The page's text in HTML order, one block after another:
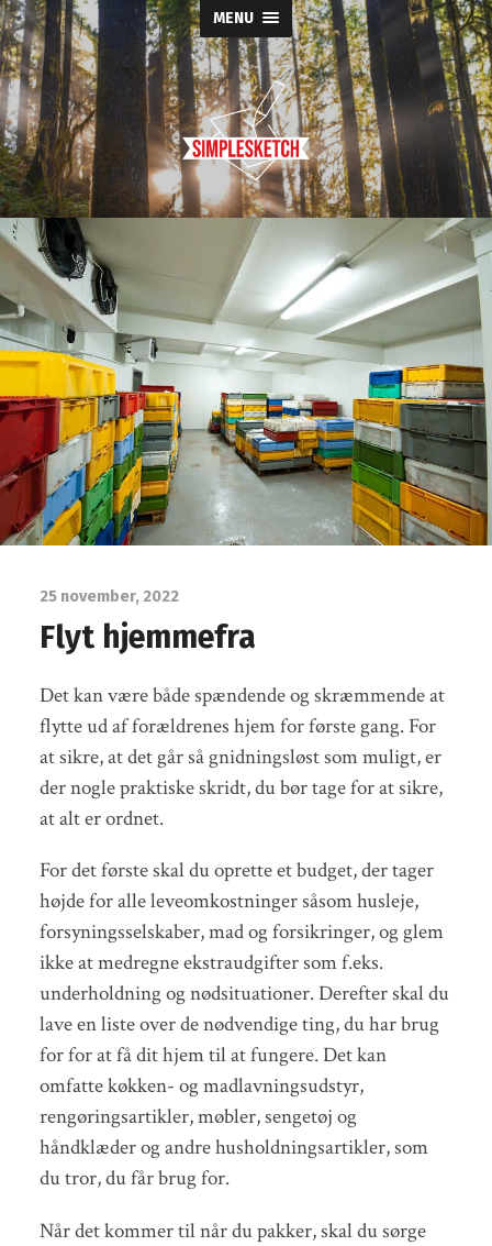
MENU
Simple
Sketch
25 november, 2022
Flyt hjemmefra
Det kan være både spændende og skræmmende at
flytte ud af forældrenes hjem for første gang. For
at sikre, at det går så gnidningsløst som muligt, er
der nogle praktiske skridt, du bør tage for at sikre,
at alt er ordnet.
For det første skal du oprette et budget, der tager
højde for alle leveomkostninger såsom husleje,
forsyningsselskaber, mad og forsikringer, og glem
ikke at medregne ekstraudgifter som f.eks.
underholdning og nødsituationer. Derefter skal du
lave en liste over de nødvendige ting, du har brug
for for at få dit hjem til at fungere. Det kan
omfatte køkken- og madlavningsudstyr,
rengøringsartikler, møbler, sengetøj og
håndklæder og andre husholdningsartikler, som
du tror, du får brug for.
Når det kommer til når du pakker, skal du sørge